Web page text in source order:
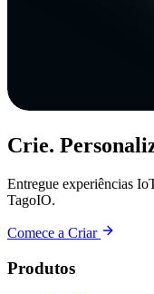
Crie.
Entregue experiências
TagoIO.
Comece a Criar
Produtos